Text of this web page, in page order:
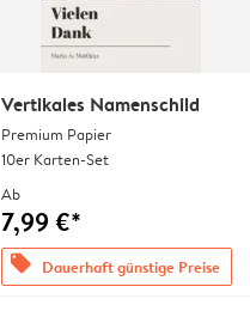
Vertikales Namenschild
Premium Papier
10er Karten-Set
Ab
7,99 €*
offers Dauerhaft günstige Preise